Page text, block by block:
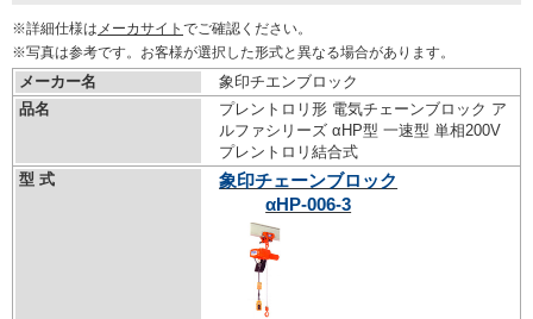
※詳細仕様は メーカサイト でご確認ください。
※写真は参考です。お客様が選択した形式と異なる場合があります。
メーカー名
象印チエンブロック
品名
プレントロリ形 電気チェーンブロック ア
ルファシリーズ αHP型 一速型 単相200V
プレントロリ結合式
型 式
象印チェーンブロック
αHP-006-3